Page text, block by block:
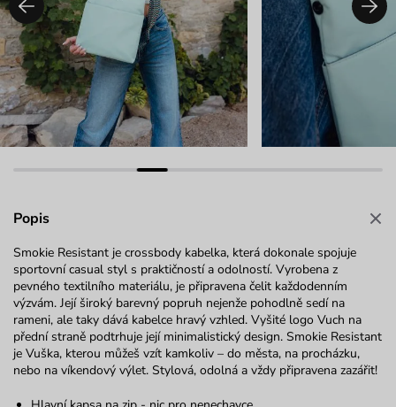
Popis
Smokie Resistant je crossbody kabelka, která dokonale spojuje
sportovní casual styl s praktičností a odolností. Vyrobena z
pevného textilního materiálu, je připravena čelit každodenním
výzvám. Její široký barevný popruh nejenže pohodlně sedí na
rameni, ale taky dává kabelce hravý vzhled. Vyšité logo Vuch na
přední straně podtrhuje její minimalistický design. Smokie Resistant
je Vuška, kterou můžeš vzít kamkoliv – do města, na procházku,
nebo na víkendový výlet. Stylová, odolná a vždy připravena zazářit!